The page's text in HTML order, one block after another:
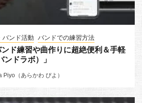
バンド活動 バンドでの練習方法
ド練習や曲作りに超絶便利＆手軽
ドラボ）」
Piyo（あらかわ ぴよ）